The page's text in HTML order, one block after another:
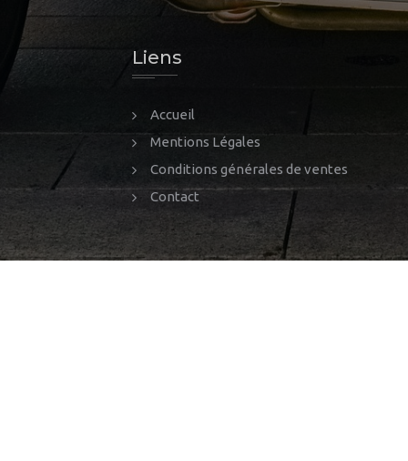
Liens
Accueil
Mentions Légales
Conditions générales de ventes
Contact